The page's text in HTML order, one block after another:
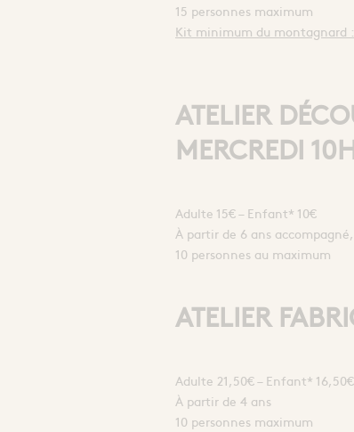
15 personnes maximum
Kit minimum du montagnard :
ATELIER
MERCREDI
Adulte 15€ – Enfant* 10€
À partir de 6 ans
10 personnes au maximum
ATELIER
Adulte 21,50€ – Enfant* 16,50€
À partir de 4 ans
10 personnes maximum